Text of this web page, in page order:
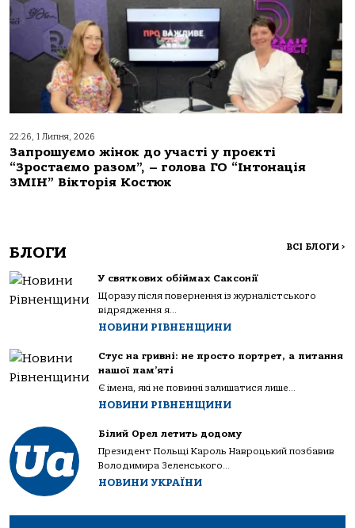
22:26, 1 Липня, 2026
Запрошуємо жінок до участі у проєкті
“Зростаємо разом”, – голова ГО “Інтонація
ЗМІН” Вікторія Костюк
БЛОГИ ВСІ БЛОГИ >
У святкових обіймах Саксонії
Щоразу після повернення із журналістського
відрядження я...
НОВИНИ РІВНЕНЩИНИ
Стус на гривні: не просто портрет, а питання
нашої пам’яті
Є імена, які не повинні залишатися лише...
НОВИНИ РІВНЕНЩИНИ
Білий Орел летить додому
Президент Польщі Кароль Навроцький позбавив
Володимира Зеленського...
НОВИНИ УКРАЇНИ